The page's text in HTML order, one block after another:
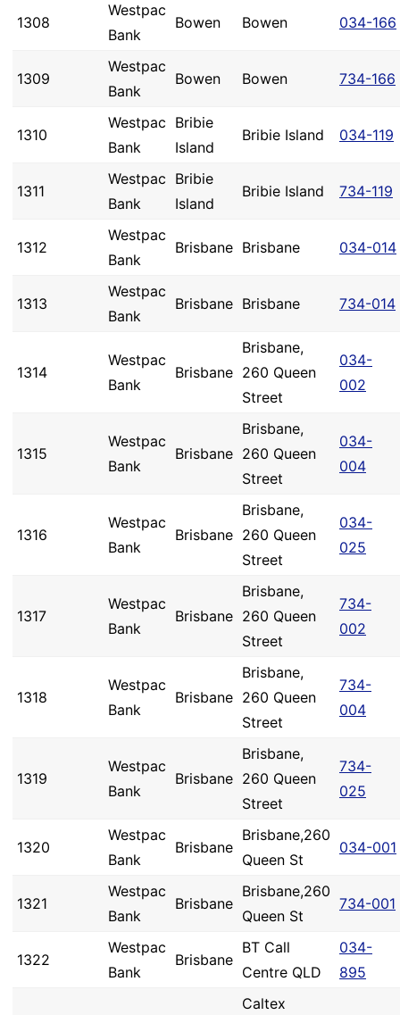
1308
Westpac
Bank
Bowen Bowen 034-166
1309
Westpac
Bank
Bowen Bowen 734-166
1310
Westpac
Bank
Bribie
Island
Bribie Island 034-119
1311
Westpac
Bank
Bribie
Island
Bribie Island 734-119
1312
Westpac
Bank
Brisbane Brisbane 034-014
1313
Westpac
Bank
Brisbane Brisbane 734-014
1314
Westpac
Bank
Brisbane
Brisbane,
260 Queen
Street
034-
002
1315
Westpac
Bank
Brisbane
Brisbane,
260 Queen
Street
034-
004
1316
Westpac
Bank
Brisbane
Brisbane,
260 Queen
Street
034-
025
1317
Westpac
Bank
Brisbane
Brisbane,
260 Queen
Street
734-
002
1318
Westpac
Bank
Brisbane
Brisbane,
260 Queen
Street
734-
004
1319
Westpac
Bank
Brisbane
Brisbane,
260 Queen
Street
734-
025
1320
Westpac
Bank
Brisbane
Brisbane,260
Queen St
034-001
1321
Westpac
Bank
Brisbane
Brisbane,260
Queen St
734-001
1322
Westpac
Bank
Brisbane
BT Call
Centre QLD
034-
895
Caltex